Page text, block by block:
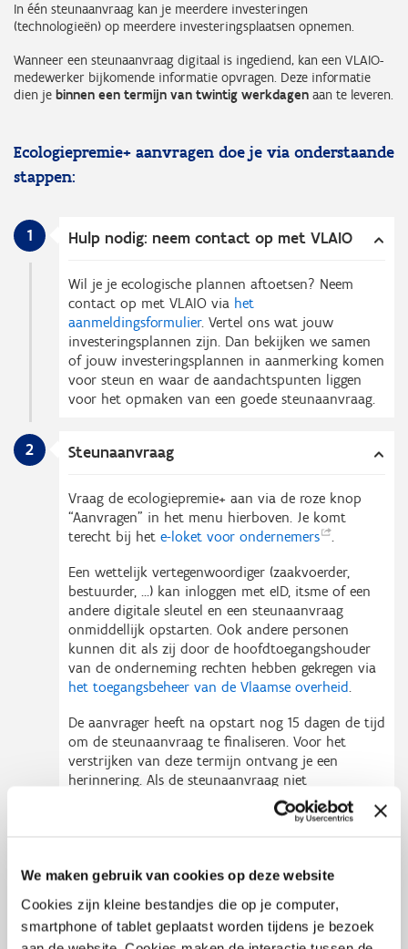
We maken gebruik van cookies op deze website
Cookies zijn kleine bestandjes die op je computer,
smartphone of tablet geplaatst worden tijdens je bezoek
In één steunaanvraag kan je meerdere investeringen
(technologieën) op meerdere investeringsplaatsen opnemen.
Wanneer een steunaanvraag digitaal is ingediend, kan een VLAIO-
medewerker bijkomende informatie opvragen. Deze informatie
dien je binnen een termijn van twintig werkdagen aan te leveren.
Ecologiepremie+ aanvragen doe je via onderstaande
stappen:
1 Hulp nodig: neem contact op met VLAIO
Wil je je ecologische plannen aftoetsen? Neem
contact op met VLAIO via het
aanmeldingsformulier. Vertel ons wat jouw
investeringsplannen zijn. Dan bekijken we samen
of jouw investeringsplannen in aanmerking komen
voor steun en waar de aandachtspunten liggen
voor het opmaken van een goede steunaanvraag.
2 Steunaanvraag
Vraag de ecologiepremie+ aan via de roze knop
“Aanvragen” in het menu hierboven. Je komt
terecht bij het e-loket voor ondernemers .
Een wettelijk vertegenwoordiger (zaakvoerder,
bestuurder, …) kan inloggen met eID, itsme of een
andere digitale sleutel en een steunaanvraag
onmiddellijk opstarten. Ook andere personen
kunnen dit als zij door de hoofdtoegangshouder
van de onderneming rechten hebben gekregen via
het toegangsbeheer van de Vlaamse overheid.
De aanvrager heeft na opstart nog 15 dagen de tijd
om de steunaanvraag te finaliseren. Voor het
verstrijken van deze termijn ontvang je een
herinnering. Als de steunaanvraag niet
gefinaliseerd is binnen deze termijn, wordt ze
automatisch geannuleerd. In dat geval dien je een
In de steunaanvraag worden zowel vragen over de
onderneming, behorend totEBO-doelgroep
als over de technologie waarin geïnvesteerd zal